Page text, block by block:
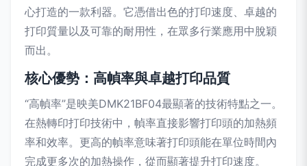
心打造的一款利器。它憑借出色的打印速度、卓越的
打印質量以及可靠的耐用性，在眾多行業應用中脫穎
而出。
核心優勢：高幀率與卓越打印品質
“高幀率”是映美DMK21BF04最顯著的技術特點之一。
在熱轉印打印技術中，幀率直接影響打印頭的加熱頻
率和效率。更高的幀率意味著打印頭能在單位時間內
完成更多次的加熱操作，從而顯著提升打印速度。